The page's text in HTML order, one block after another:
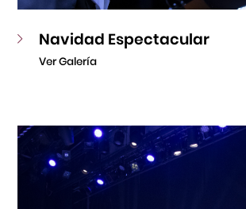
Navidad Espectacular
Ver Galería